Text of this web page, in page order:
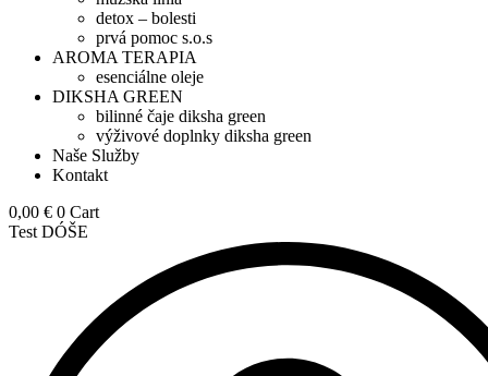
detox – bolesti
prvá pomoc s.o.s
AROMA TERAPIA
esenciálne oleje
DIKSHA GREEN
bilinné čaje diksha green
výživové doplnky diksha green
Naše Služby
Kontakt
0,00 € 0 Cart
Test DÓŠE